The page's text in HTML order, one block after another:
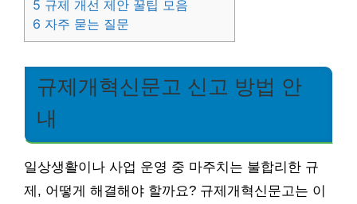
5 규제 개선 제안 꿀팁 모음
6 자주 묻는 질문
규제개혁신문고 신고 방법 안
내
일상생활이나 사업 운영 중 마주치는 불합리한 규
제, 어떻게 해결해야 할까요? 규제개혁신문고는 이